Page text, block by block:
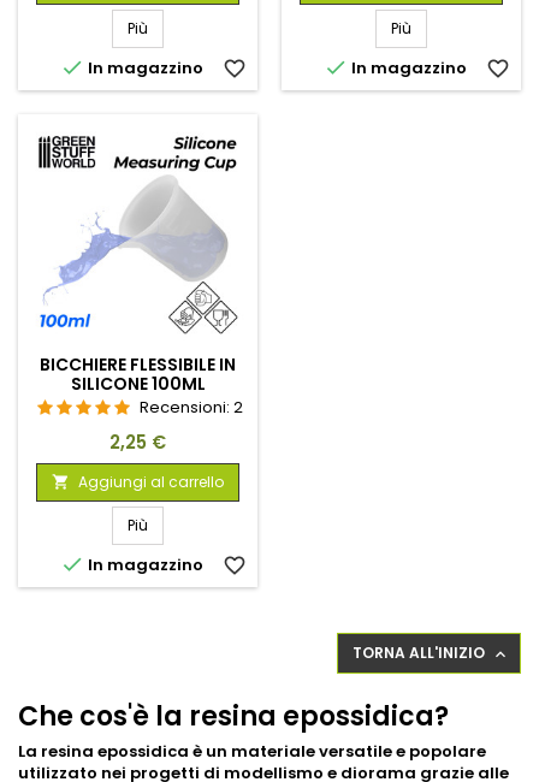
Più
 In magazzino favorite_border
Più
 In magazzino favorite_border
BICCHIERE FLESSIBILE IN
SILICONE 100ML
Recensioni: 2
Prezzo
2,25 €
 Aggiungi al carrello
Più
 In magazzino favorite_border
TORNA ALL'INIZIO 
Che cos'è la resina epossidica?
La resina epossidica è un materiale versatile e popolare
utilizzato nei progetti di modellismo e diorama grazie alle